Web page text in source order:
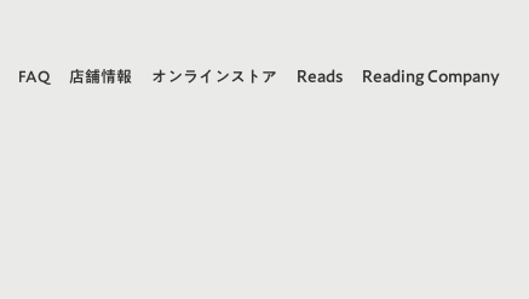
FAQ 店舗情報 オンラインストア Reads Reading Company